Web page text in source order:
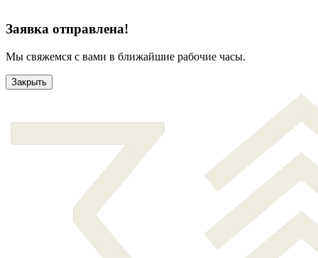
Заявка отправлена!
Мы свяжемся с вами в ближайшие рабочие часы.
Закрыть